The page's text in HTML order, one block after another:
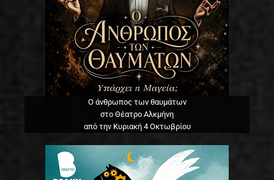
Ο άνθρωπος των θαυμάτων
στο Θέατρο Αλκμήνη
από την Κυριακή 4 Οκτωβρίου